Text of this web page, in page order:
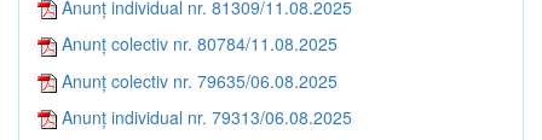
Anunț individual nr. 81309/11.08.2025
Anunț colectiv nr. 80784/11.08.2025
Anunț colectiv nr. 79635/06.08.2025
Anunț individual nr. 79313/06.08.2025